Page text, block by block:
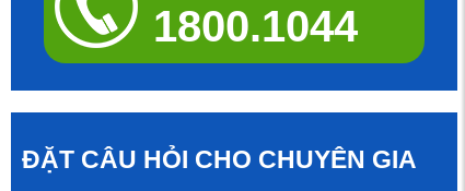
1800.1044
ĐẶT CÂU HỎI CHO CHUYÊN GIA